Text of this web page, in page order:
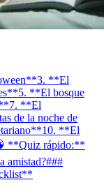
3. **El
5. **El bosque
7. **El
de la noche de
10. **El
**Quiz rápido:**
amistad?###